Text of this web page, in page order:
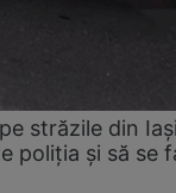
străzile din
poliția și să se